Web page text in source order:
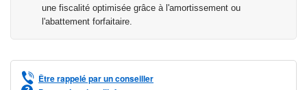
une fiscalité optimisée grâce à l'amortissement ou
l'abattement forfaitaire.
Être rappelé par un conseiller